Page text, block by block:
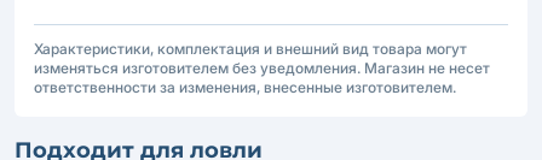
Характеристики, комплектация и внешний вид товара могут
изменяться изготовителем без уведомления. Магазин не несет
ответственности за изменения, внесенные изготовителем.
Подходит для ловли